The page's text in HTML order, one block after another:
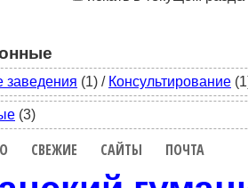
заведения (1) / Консультирование
(3)
СВЕЖИЕ САЙТЫ ПОЧТА